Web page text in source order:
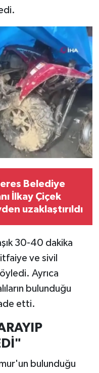
Belediye
İlkay Çiçek
uzaklaştırıldı
30-40 dakika
ve sivil
Ayrıca
bulunduğu
etti.
bulunduğu